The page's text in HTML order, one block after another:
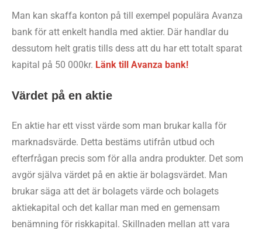
Man kan skaffa konton på till exempel populära Avanza
bank för att enkelt handla med aktier. Där handlar du
dessutom helt gratis tills dess att du har ett totalt sparat
kapital på 50 000kr. Länk till Avanza bank!
Värdet på en aktie
En aktie har ett visst värde som man brukar kalla för
marknadsvärde. Detta bestäms utifrån utbud och
efterfrågan precis som för alla andra produkter. Det som
avgör själva värdet på en aktie är bolagsvärdet. Man
brukar säga att det är bolagets värde och bolagets
aktiekapital och det kallar man med en gemensam
benämning för riskkapital. Skillnaden mellan att vara